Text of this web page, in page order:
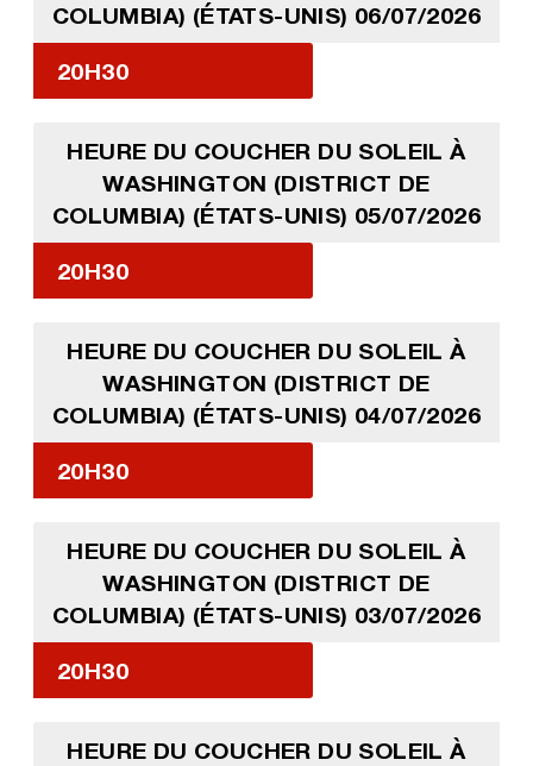
COLUMBIA) (ÉTATS-UNIS) 06/07/2026
20H30
HEURE DU COUCHER DU SOLEIL À
WASHINGTON (DISTRICT DE
COLUMBIA) (ÉTATS-UNIS) 05/07/2026
20H30
HEURE DU COUCHER DU SOLEIL À
WASHINGTON (DISTRICT DE
COLUMBIA) (ÉTATS-UNIS) 04/07/2026
20H30
HEURE DU COUCHER DU SOLEIL À
WASHINGTON (DISTRICT DE
COLUMBIA) (ÉTATS-UNIS) 03/07/2026
20H30
HEURE DU COUCHER DU SOLEIL À